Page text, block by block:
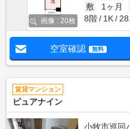
画像 : 20枚
敷
1ヶ月
8階
1K
空室確認 無料
賃貸マンション
ピュアナイン
小牧市巡回